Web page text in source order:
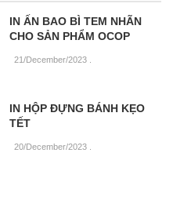
IN ẤN BAO BÌ TEM NHÃN
CHO SẢN PHẨM OCOP
21/December/2023 .
IN HỘP ĐỰNG BÁNH KẸO
TẾT
20/December/2023